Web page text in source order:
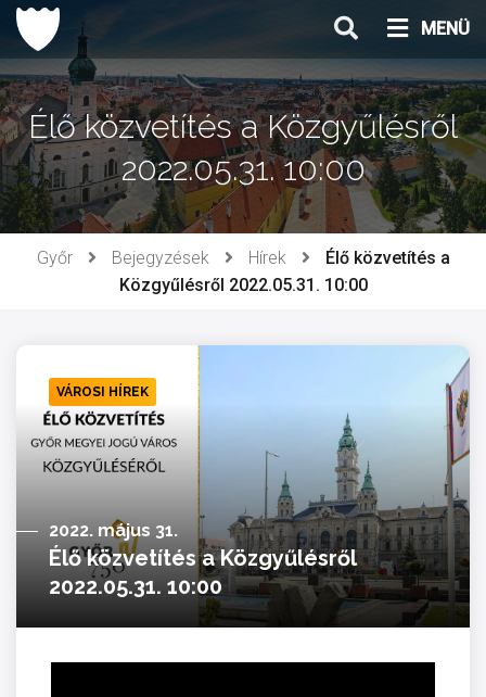
Ugrás
tartalomhoz
MENÜ
Élő közvetítés a Közgyűlésről
2022.05.31. 10:00
Győr Bejegyzések Hírek
Élő közvetítés a
Közgyűlésről 2022.05.31. 10:00
VÁROSI HÍREK
2022. május 31.
Élő közvetítés a Közgyűlésről
2022.05.31. 10:00